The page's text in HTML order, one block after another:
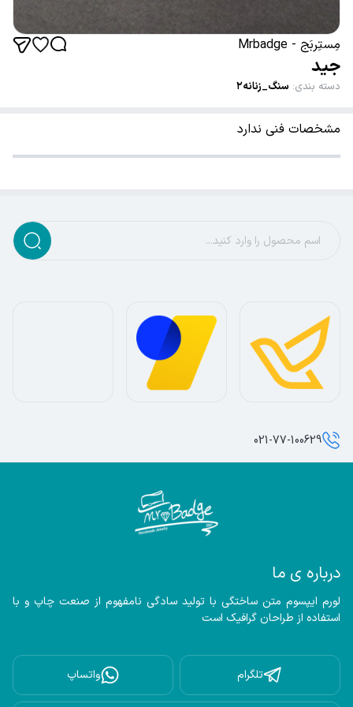
مِستِربَج - Mrbadge
جید
دسته بندی: سنگ_زنانه۲
مشخصات فنی ندارد
درباره ی ما
استفاده از طراحان گرافیک است
تلگرام واتساپ
021-77-100629